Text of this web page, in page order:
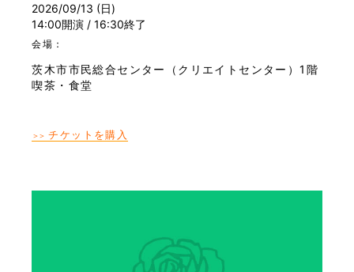
2026/09/13 (日)
14:00開演 / 16:30終了
会場：
茨木市市民総合センター（クリエイトセンター）1階
喫茶・食堂
＞＞ チケットを購入